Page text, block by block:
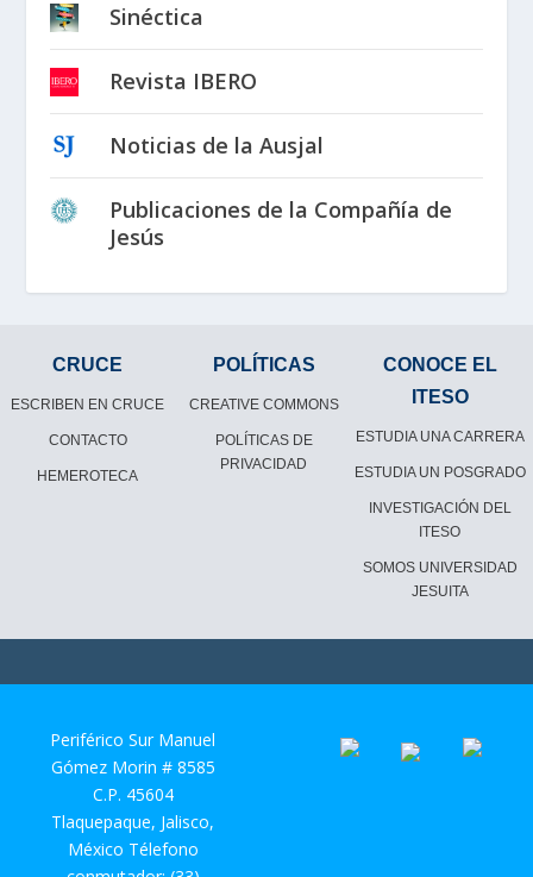
Sinéctica
Revista IBERO
Noticias de la Ausjal
Publicaciones de la Compañía de
Jesús
CRUCE
ESCRIBEN EN CRUCE
CONTACTO
HEMEROTECA
POLÍTICAS
CREATIVE COMMONS
POLÍTICAS DE
PRIVACIDAD
CONOCE EL
ITESO
ESTUDIA UNA CARRERA
ESTUDIA UN POSGRADO
INVESTIGACIÓN DEL
ITESO
SOMOS UNIVERSIDAD
JESUITA
Periférico Sur Manuel
Gómez Morin # 8585
C.P. 45604
Tlaquepaque, Jalisco,
México Télefono